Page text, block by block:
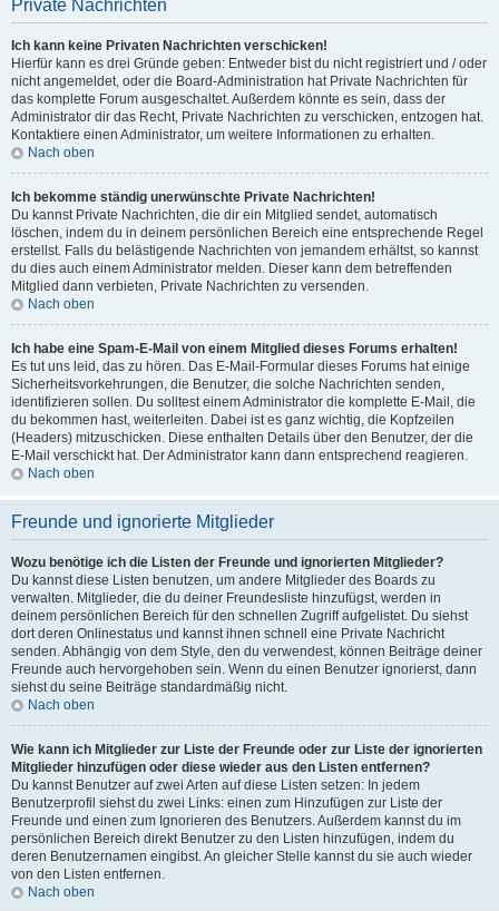
Private Nachrichten
Ich kann keine Privaten Nachrichten verschicken!
Hierfür kann es drei Gründe geben: Entweder bist du nicht registriert und / oder
nicht angemeldet, oder die Board-Administration hat Private Nachrichten für
das komplette Forum ausgeschaltet. Außerdem könnte es sein, dass der
Administrator dir das Recht, Private Nachrichten zu verschicken, entzogen hat.
Kontaktiere einen Administrator, um weitere Informationen zu erhalten.
Nach oben
Ich bekomme ständig unerwünschte Private Nachrichten!
Du kannst Private Nachrichten, die dir ein Mitglied sendet, automatisch
löschen, indem du in deinem persönlichen Bereich eine entsprechende Regel
erstellst. Falls du belästigende Nachrichten von jemandem erhältst, so kannst
du dies auch einem Administrator melden. Dieser kann dem betreffenden
Mitglied dann verbieten, Private Nachrichten zu versenden.
Nach oben
Ich habe eine Spam-E-Mail von einem Mitglied dieses Forums erhalten!
Es tut uns leid, das zu hören. Das E-Mail-Formular dieses Forums hat einige
Sicherheitsvorkehrungen, die Benutzer, die solche Nachrichten senden,
identifizieren sollen. Du solltest einem Administrator die komplette E-Mail, die
du bekommen hast, weiterleiten. Dabei ist es ganz wichtig, die Kopfzeilen
(Headers) mitzuschicken. Diese enthalten Details über den Benutzer, der die
E-Mail verschickt hat. Der Administrator kann dann entsprechend reagieren.
Nach oben
Freunde und ignorierte Mitglieder
Wozu benötige ich die Listen der Freunde und ignorierten Mitglieder?
Du kannst diese Listen benutzen, um andere Mitglieder des Boards zu
verwalten. Mitglieder, die du deiner Freundesliste hinzufügst, werden in
deinem persönlichen Bereich für den schnellen Zugriff aufgelistet. Du siehst
dort deren Onlinestatus und kannst ihnen schnell eine Private Nachricht
senden. Abhängig von dem Style, den du verwendest, können Beiträge deiner
Freunde auch hervorgehoben sein. Wenn du einen Benutzer ignorierst, dann
siehst du seine Beiträge standardmäßig nicht.
Nach oben
Wie kann ich Mitglieder zur Liste der Freunde oder zur Liste der ignorierten
Mitglieder hinzufügen oder diese wieder aus den Listen entfernen?
Du kannst Benutzer auf zwei Arten auf diese Listen setzen: In jedem
Benutzerprofil siehst du zwei Links: einen zum Hinzufügen zur Liste der
Freunde und einen zum Ignorieren des Benutzers. Außerdem kannst du im
persönlichen Bereich direkt Benutzer zu den Listen hinzufügen, indem du
deren Benutzernamen eingibst. An gleicher Stelle kannst du sie auch wieder
von den Listen entfernen.
Nach oben